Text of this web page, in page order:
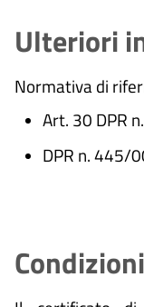
Ulteriori
Normativa di
Art. 30 DPR
DPR n. 445/